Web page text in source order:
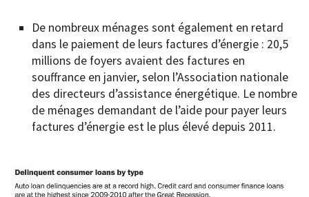
De nombreux ménages sont également en retard
dans le paiement de leurs factures d’énergie : 20,5
millions de foyers avaient des factures en
souffrance en janvier, selon l’Association nationale
des directeurs d’assistance énergétique. Le nombre
de ménages demandant de l’aide pour payer leurs
factures d’énergie est le plus élevé depuis 2011.